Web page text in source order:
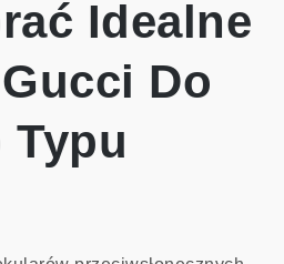
Idealne
Do
Typu